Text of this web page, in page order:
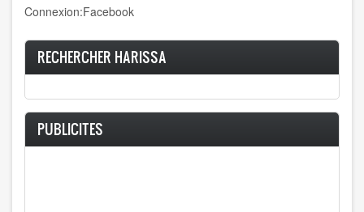
Connexion:Facebook
RECHERCHER HARISSA
PUBLICITES